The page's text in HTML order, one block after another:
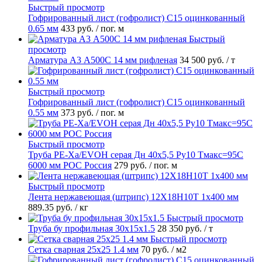
Быстрый просмотр
Гофрированный лист (гофролист) С15 оцинкованный
0.65 мм 433 руб. / пог. м
Быстрый
просмотр
Арматура А3 А500С 14 мм рифленая 34 500 руб. / т
Быстрый просмотр
Гофрированный лист (гофролист) С15 оцинкованный
0.55 мм 373 руб. / пог. м
Быстрый просмотр
Труба PE-Xa/EVOH серая Дн 40х5,5 Ру10 Тмакс=95C
6000 мм РОС Россия 279 руб. / пог. м
Быстрый просмотр
Лента нержавеющая (штрипс) 12Х18Н10Т 1х400 мм
889.35 руб. / кг
Быстрый просмотр
Труба бу профильная 30х15х1.5 28 350 руб. / т
Быстрый просмотр
Сетка сварная 25х25 1.4 мм 70 руб. / м2